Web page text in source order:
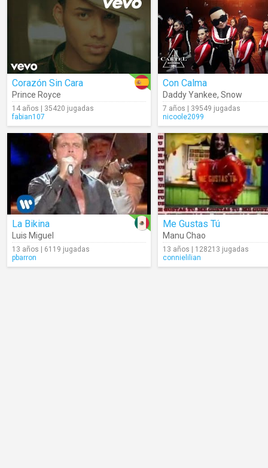
Corazón Sin Cara
Prince Royce
14 años | 35420 jugadas
fabian107
Con Calma
Daddy Yankee, Snow
7 años | 39549 jugadas
nicoole2099
La Bikina
Luis Miguel
13 años | 6119 jugadas
pbarron
Me Gustas Tú
Manu Chao
13 años | 128213 jugadas
connielilian